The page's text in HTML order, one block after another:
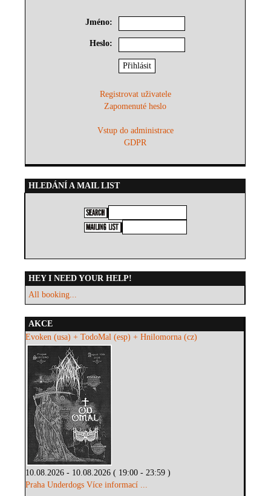
Jméno:
Heslo:
Registrovat uživatele
Zapomenuté heslo
Vstup do administrace
GDPR
HLEDÁNÍ A MAIL LIST
HEY I NEED YOUR HELP!
All booking...
AKCE
Evoken (usa) + TodoMal (esp) + Hnilomorna (cz)
10.08.2026 - 10.08.2026 ( 19:00 - 23:59 )
Praha Underdogs Více informací ...